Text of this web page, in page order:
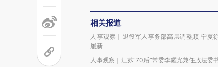
相关报道
人事观察｜退役军人事务部高层调整频 宁夏
履新
人事观察｜江苏“70后”常委李耀光兼任政法委